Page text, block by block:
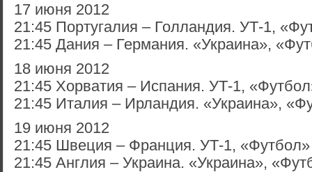
17 июня 2012
21:45 Португалия – Голландия. УТ-1,
21:45 Дания – Германия. «Украина»,
18 июня 2012
21:45 Хорватия – Испания. УТ-1,
21:45 Италия – Ирландия. «Украина»,
19 июня 2012
21:45 Швеция – Франция. УТ-1, «Футбол»
21:45 Англия – Украина. «Украина»,